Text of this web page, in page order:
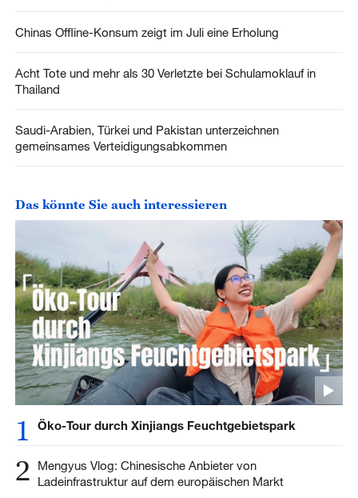
Chinas Offline-Konsum zeigt im Juli eine Erholung
Acht Tote und mehr als 30 Verletzte bei Schulamoklauf in
Thailand
Saudi-Arabien, Türkei und Pakistan unterzeichnen
gemeinsames Verteidigungsabkommen
Das könnte Sie auch interessieren
1 Öko-Tour durch Xinjiangs Feuchtgebietspark
2
Mengyus Vlog: Chinesische Anbieter von
Ladeinfrastruktur auf dem europäischen Markt